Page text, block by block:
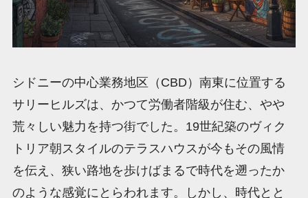
シドニーの中心業務地区（CBD）南東に位置する
サリーヒルズは、かつて労働者階級が住む、やや
荒々しい魅力を持つ街でした。19世紀築のヴィク
トリア朝スタイルのテラスハウスが今もその風情
を伝え、狭い路地を歩けばまるで時代を遡ったか
のような感覚にとらわれます。しかし、時代とと